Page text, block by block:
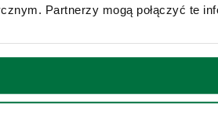
Partnerzy mogą połączyć te